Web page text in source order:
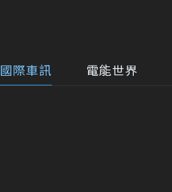
國際車訊 電能世界